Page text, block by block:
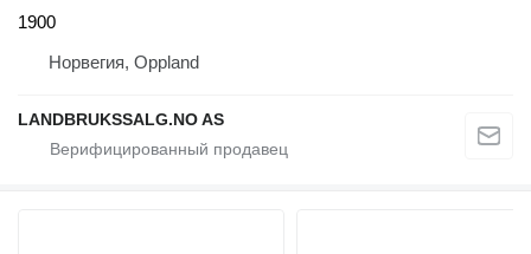
1900
Норвегия, Oppland
LANDBRUKSSALG.NO AS